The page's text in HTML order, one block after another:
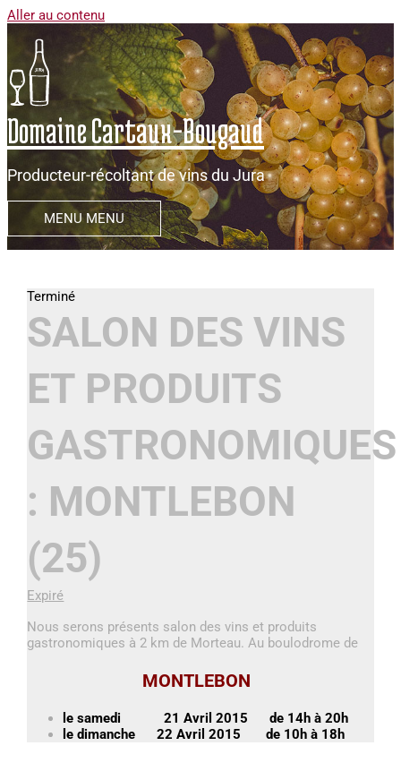
Aller au contenu
Domaine Cartaux-Bougaud
Producteur-récoltant de vins du Jura
MENU MENU
SALON DES VINS
ET PRODUITS
GASTRONOMIQUES
: MONTLEBON
(25)
Expiré
Nous serons présents salon des vins et produits
gastronomiques à 2 km de Morteau. Au boulodrome de
MONTLEBON
le samedi 21 Avril 2015 de 14h à 20h
le dimanche 22 Avril 2015 de 10h à 18h